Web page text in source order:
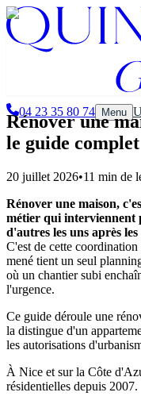
Aller au contenu principal
Aller au contenu principal
04 23 35 80 74 Menu
Rénover une
le guide complet
20 juillet 2026•11 min de
Rénover une maison,
métier qui interviennent
d'autres les uns après
C'est de cette
mené tient un seul
où un chantier subi
l'urgence.
Ce guide déroule une
la distingue d'un
les autorisations
À Nice et sur la Côte
résidentielles depuis 2007.